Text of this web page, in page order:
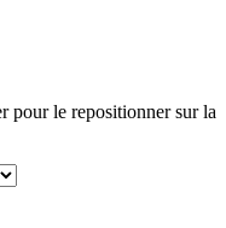
pour le repositionner sur la